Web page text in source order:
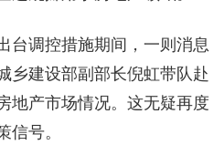
台调控措施期间，一则消息
乡建设部副部长倪虹带队赴
地产市场情况。这无疑再度
信号。